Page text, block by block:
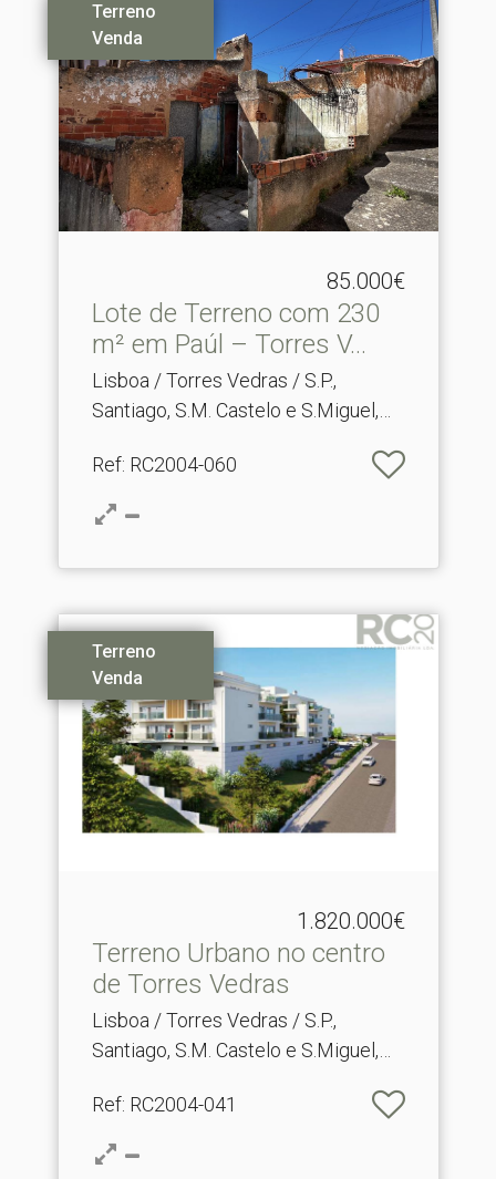
Terreno
Venda
85.000€
Lote de Terreno com 230
m² em Paúl – Torres V.​..
Lisboa / Torres Vedras / S.P.,
Santiago, S.M. Castelo e S.Miguel,
Ref: RC2004-060
Terreno
Venda
1.820.000€
Terreno Urbano no centro
de Torres Vedras
Lisboa / Torres Vedras / S.P.,
Santiago, S.M. Castelo e S.Miguel,
Ref: RC2004-041